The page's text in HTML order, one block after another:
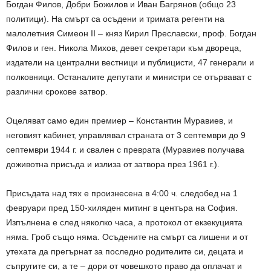
Богдан Филов, Добри Божилов и Иван Багрянов (общо 23
политици). На смърт са осъдени и тримата регенти на
малолетния Симеон II – княз Кирил Преславски, проф. Богдан
Филов и ген. Никола Михов, девет секретари към двореца,
издатели на централни вестници и публицисти, 47 генерали и
полковници. Останалите депутати и министри се отървават с
различни срокове затвор.
Оцеляват само един премиер – Константин Муравиев, и
неговият кабинет, управлявал страната от 3 септември до 9
септември 1944 г. и свален с преврата (Муравиев получава
доживотна присъда и излиза от затвора през 1961 г.).
Присъдата над тях е произнесена в 4:00 ч. следобед на 1
февруари пред 150-хиляден митинг в центъра на София.
Изпълнена е след няколко часа, а протокол от екзекуцията
няма. Гроб също няма. Осъдените на смърт са лишени и от
утехата да прегърнат за последно родителите си, децата и
съпругите си, а те – дори от човешкото право да оплачат и